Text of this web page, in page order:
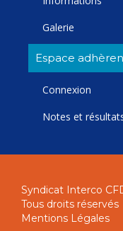
Galerie
Espace
Connexion
Notes et
Syndicat Interco
Tous droits réservés
Mentions Légales